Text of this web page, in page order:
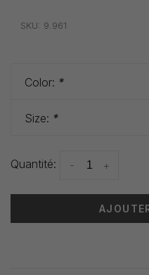
SKU: 9.961
Color: *
Size: *
Quantité: +
-